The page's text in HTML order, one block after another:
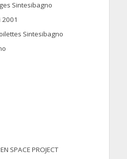
Sintesibagno
Sintesibagno
SPACE PROJECT